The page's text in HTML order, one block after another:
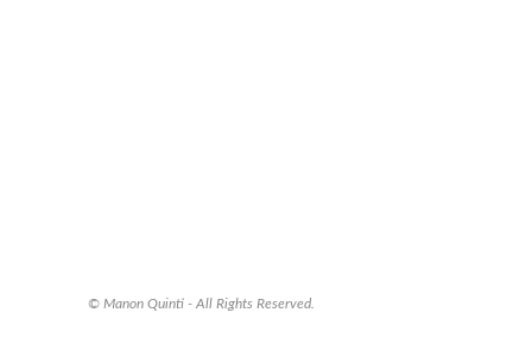
© Manon Quinti - All Rights Reserved.